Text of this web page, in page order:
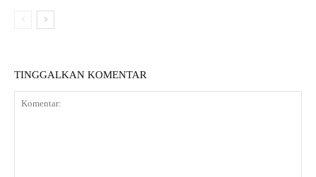
TINGGALKAN KOMENTAR